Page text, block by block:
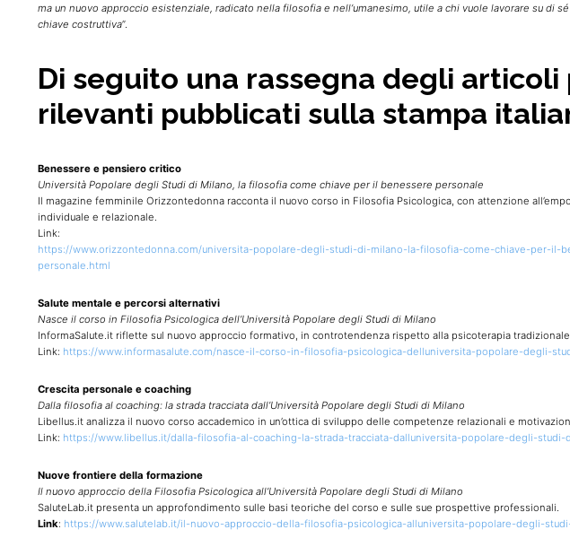
ma un nuovo approccio esistenziale, radicato nella filosofia e nell’umanesimo, utile a chi vuole lavorare su di
chiave costruttiva”.
Di seguito una rassegna degli articoli
rilevanti pubblicati sulla stampa
Benessere e pensiero critico
Università Popolare degli Studi di Milano, la filosofia come chiave per il benessere personale
Il magazine femminile Orizzontedonna racconta il nuovo corso in Filosofia Psicologica, con attenzione
individuale e relazionale.
Link:
https://www.orizzontedonna.com/universita-popolare-degli-studi-di-milano-la-filosofia-come-chiave-per-il-
personale.html
Salute mentale e percorsi alternativi
Nasce il corso in Filosofia Psicologica dell’Università Popolare degli Studi di Milano
InformaSalute.it riflette sul nuovo approccio formativo, in controtendenza rispetto alla psicoterapia tradizionale.
Link: https://www.informasalute.com/nasce-il-corso-in-filosofia-psicologica-delluniversita-popolare-degli-
Crescita personale e coaching
Dalla filosofia al coaching: la strada tracciata dall’Università Popolare degli Studi di Milano
Libellus.it analizza il nuovo corso accademico in un’ottica di sviluppo delle competenze relazionali e
Link: https://www.libellus.it/dalla-filosofia-al-coaching-la-strada-tracciata-dalluniversita-popolare-degli-studi-
Nuove frontiere della formazione
Il nuovo approccio della Filosofia Psicologica all’Università Popolare degli Studi di Milano
SaluteLab.it presenta un approfondimento sulle basi teoriche del corso e sulle sue prospettive professionali.
Link: https://www.salutelab.it/il-nuovo-approccio-della-filosofia-psicologica-alluniversita-popolare-degli-